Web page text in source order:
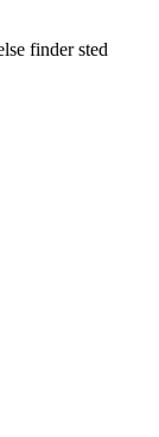
finder sted